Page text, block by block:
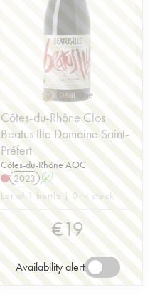
Côtes-du-Rhône Clos
Beatus Ille Domaine Saint-
Préfert
Côtes-du-Rhône AOC
2023 A
Lot of 1 bottle | 0 in stock
€19
Availability alert